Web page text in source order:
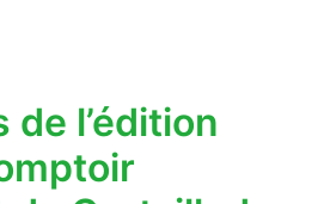
de l’édition